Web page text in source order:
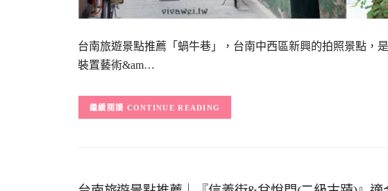
台南旅遊景點推薦「蝸牛巷」，台南中西區新興的拍照景點，
裝置藝術&am…
CONTINUE READING